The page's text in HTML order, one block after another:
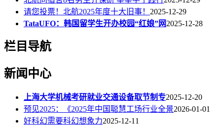
请您投票！北航2025年度十大旧事！ 2025-12-29
TataUFO：韩国留学生开办校园“红娘”网2025-12-28
栏目导航
新闻中心
上海大学机械考研就业交通设备取节制专2025-12-20
预见2025：《2025年中国聪慧工场行业全景2026-01-01
好科幻需要科幻想象力2025-12-11